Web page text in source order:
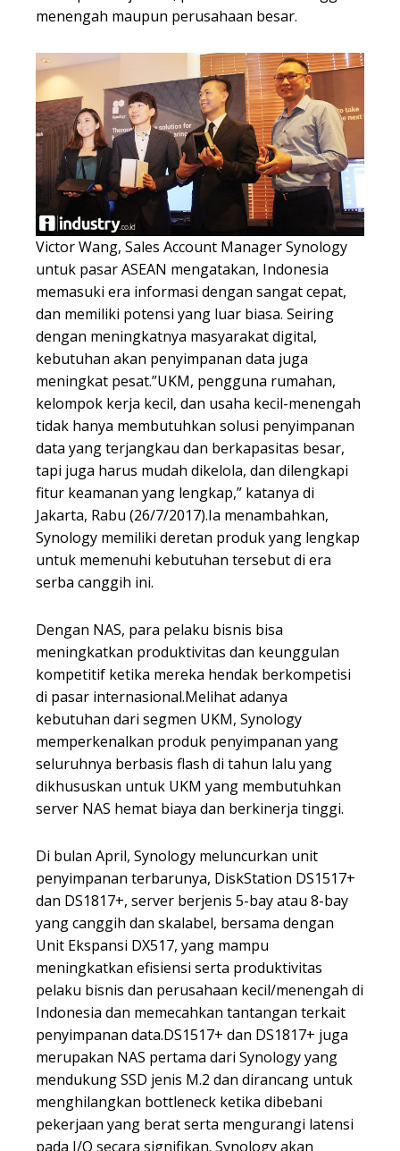
menengah maupun perusahaan besar.
Victor Wang, Sales Account Manager Synology
untuk pasar ASEAN mengatakan, Indonesia
memasuki era informasi dengan sangat cepat,
dan memiliki potensi yang luar biasa. Seiring
dengan meningkatnya masyarakat digital,
kebutuhan akan penyimpanan data juga
meningkat pesat.”UKM, pengguna rumahan,
kelompok kerja kecil, dan usaha kecil-menengah
tidak hanya membutuhkan solusi penyimpanan
data yang terjangkau dan berkapasitas besar,
tapi juga harus mudah dikelola, dan dilengkapi
fitur keamanan yang lengkap,” katanya di
Jakarta, Rabu (26/7/2017).Ia menambahkan,
Synology memiliki deretan produk yang lengkap
untuk memenuhi kebutuhan tersebut di era
serba canggih ini.
Dengan NAS, para pelaku bisnis bisa
meningkatkan produktivitas dan keunggulan
kompetitif ketika mereka hendak berkompetisi
di pasar internasional.Melihat adanya
kebutuhan dari segmen UKM, Synology
memperkenalkan produk penyimpanan yang
seluruhnya berbasis flash di tahun lalu yang
dikhususkan untuk UKM yang membutuhkan
server NAS hemat biaya dan berkinerja tinggi.
Di bulan April, Synology meluncurkan unit
penyimpanan terbarunya, DiskStation DS1517+
dan DS1817+, server berjenis 5-bay atau 8-bay
yang canggih dan skalabel, bersama dengan
Unit Ekspansi DX517, yang mampu
meningkatkan efisiensi serta produktivitas
pelaku bisnis dan perusahaan kecil/menengah di
Indonesia dan memecahkan tantangan terkait
penyimpanan data.DS1517+ dan DS1817+ juga
merupakan NAS pertama dari Synology yang
mendukung SSD jenis M.2 dan dirancang untuk
menghilangkan bottleneck ketika dibebani
pekerjaan yang berat serta mengurangi latensi
pada I/O secara signifikan. Synology akan